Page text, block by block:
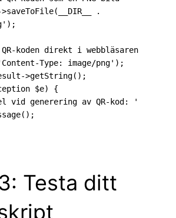
$e) {
Testa ditt